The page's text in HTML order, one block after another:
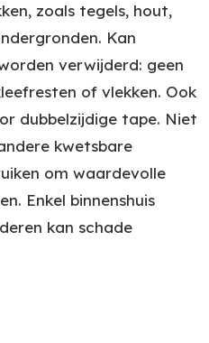
zoals tegels, hout,
Kan
verwijderd: geen
of vlekken. Ook
dubbelzijdige tape. Niet
kwetsbare
om waardevolle
Enkel binnenshuis
kan schade